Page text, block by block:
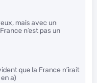
mais avec un
n’est pas un
que la France n’irait
a)